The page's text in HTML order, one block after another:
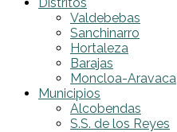
Valdebebas
Sanchinarro
Hortaleza
Barajas
Moncloa-Aravaca
Municipios
Alcobendas
S.S. de los Reyes